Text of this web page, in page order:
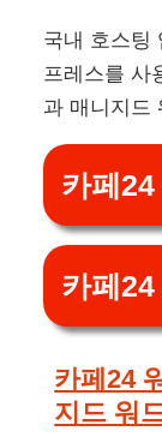
국내 호스팅
프레스를 사
과 매니지드
카페
카페
카페24
지드 워